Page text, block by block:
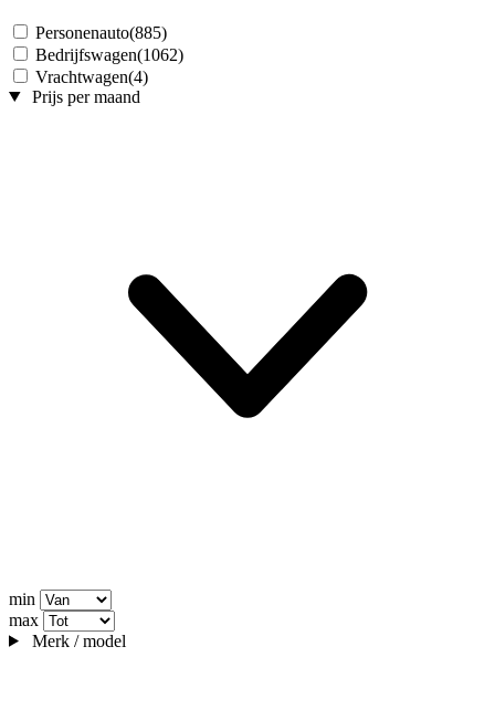
Personenauto(885)
Bedrijfswagen(1062)
Vrachtwagen(4)
Prijs per maand
min
max
Merk / model